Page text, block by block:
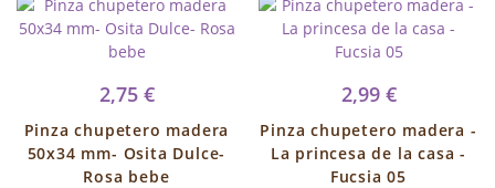
2,75 €
Pinza chupetero madera
50x34 mm- Osita Dulce-
Rosa bebe
2,99 €
Pinza chupetero madera -
La princesa de la casa -
Fucsia 05